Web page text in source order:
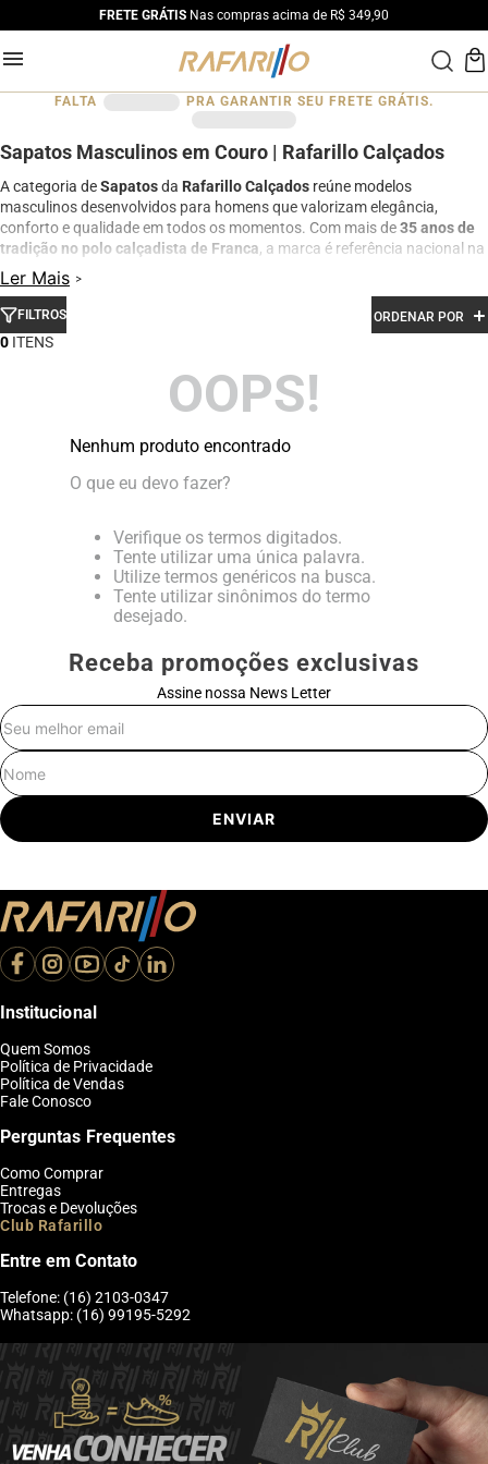
FRETE GRÁTIS Nas compras acima de R$ 349,90
FALTA PRA GARANTIR SEU FRETE GRÁTIS.
Sapatos Masculinos em Couro | Rafarillo Calçados
A categoria deSapatosda Rafarillo Calçados reúne modelos
masculinos desenvolvidos para homens que valorizam elegância,
conforto e qualidade em todos os momentos. Com mais de35 anos de
tradição no polo calçadista de Franca, a marca é referência nacional na
fabricação de calçados em couro legítimo.
Aqui você encontra
com acabamento
premium, design sofisticado e excelente durabilidade. São modelos
ideais para trabalho, eventos sociais, compromissos profissionais e uso
são produzidos comcouro legítimo
selecionados, garantindo melhor ajuste aos pés, resistência e
Rafarillo Alth , oferecendo opções com elevação interna para
quem busca mais altura com discrição e conforto.
Ler Mais
FILTROS ORDENAR POR
0
OOPS!
Nenhum produto encontrado
O que eu devo fazer?
Verifique os termos digitados.
Tente utilizar uma única palavra.
Utilize termos genéricos na busca.
Tente utilizar sinônimos do termo
desejado.
Receba promoções exclusivas
Assine nossa News Letter
ENVIAR
Institucional
Quem Somos
Política de Privacidade
Política de Vendas
Fale Conosco
Perguntas Frequentes
Como Comprar
Entregas
Trocas e Devoluções
Club Rafarillo
Entre em Contato
Telefone: (16) 2103-0347
Whatsapp: (16) 99195-5292